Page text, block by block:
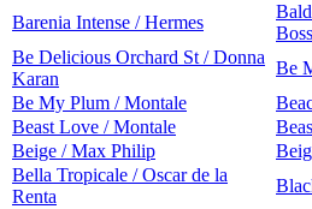
Barenia Intense / Hermes
Boss
Be Delicious Orchard St / Donna
Karan
Be
Be My Plum / Montale
Beast Love / Montale
Beige / Max Philip
Bella Tropicale / Oscar de la
Renta